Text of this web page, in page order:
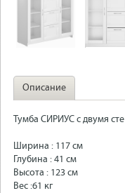
Описание
Тумба СИРИУС с двумя
Ширина : 117 см
Глубина : 41 см
Высота : 123 см
Вес :61 кг